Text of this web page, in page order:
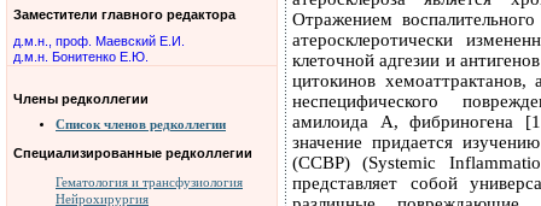
Заместители главного редактора
д.м.н., проф. Маевский Е.И.
д.м.н. Бонитенко Е.Ю.
Члены редколлегии
Список членов редколлегии
Специализированные редколлегии
Гематология и трансфузиология
Нейрохирургия
Отражением
атеросклеротически
клеточной адгезии и
цитокинов
неспецифического
амилоида А, фибриногена
значение придается
(ССВР) (Systemic
представляет собой